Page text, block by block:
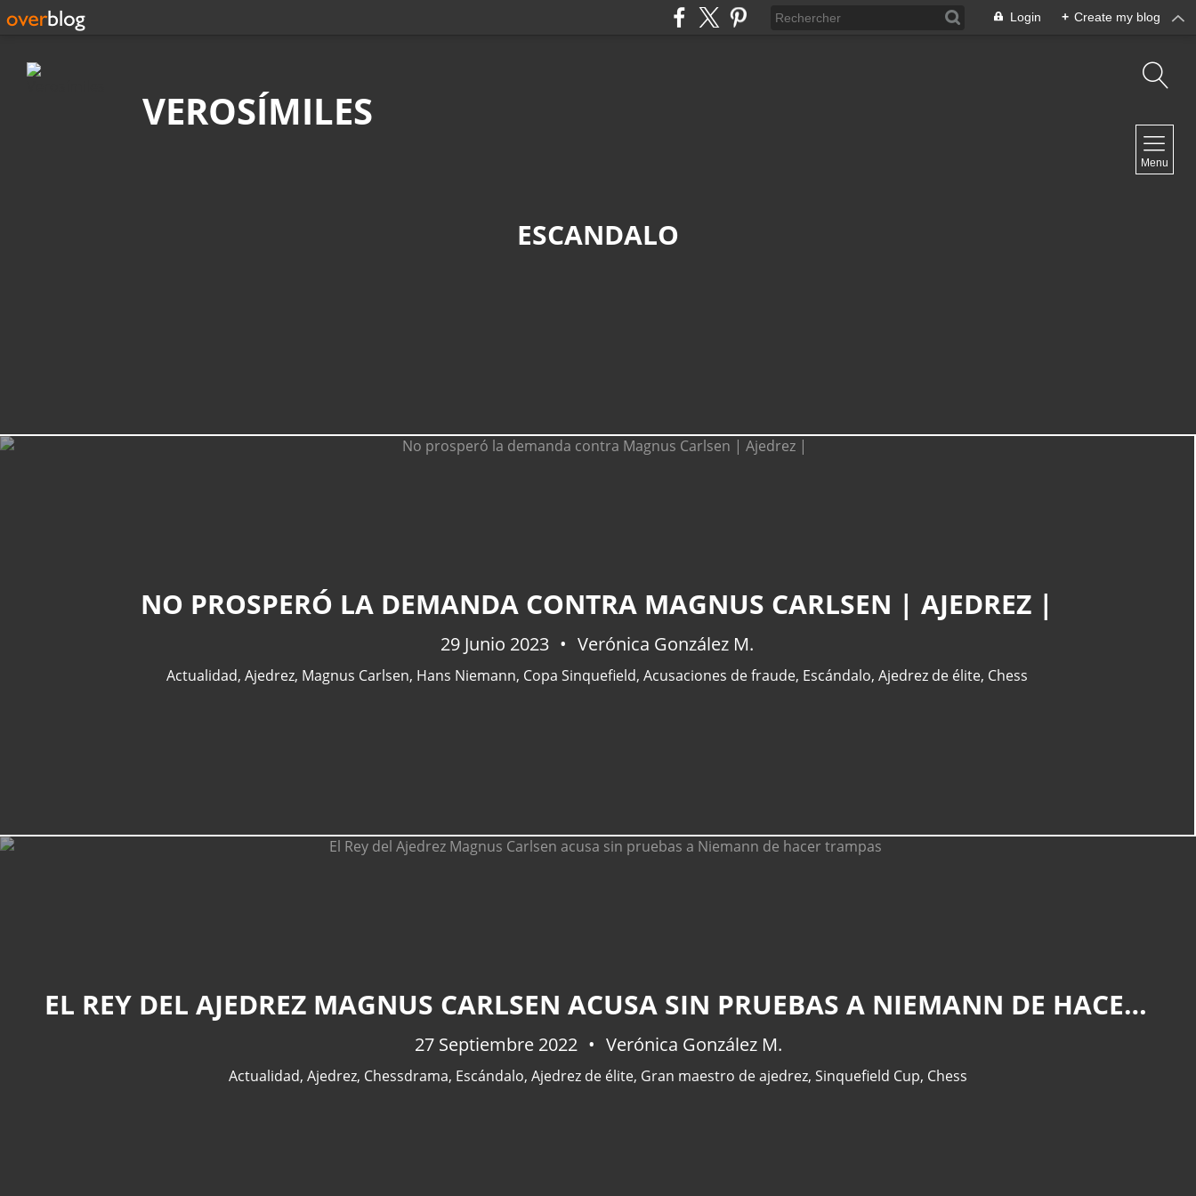
Login + Create my blog
VEROSÍMILES
Menu
ESCANDALO
NO PROSPERÓ LA DEMANDA CONTRA MAGNUS CARLSEN | AJEDREZ |
29 Junio 2023 Verónica González M.
Actualidad, Ajedrez, Magnus Carlsen, Hans Niemann, Copa Sinquefield, Acusaciones de fraude, Escándalo, Ajedrez de élite, Chess
EL REY DEL AJEDREZ MAGNUS CARLSEN ACUSA SIN PRUEBAS A NIEMANN DE HACER TRAMPAS
27 Septiembre 2022 Verónica González M.
Actualidad, Ajedrez, Chessdrama, Escándalo, Ajedrez de élite, Gran maestro de ajedrez, Sinquefield Cup, Chess
España(77)